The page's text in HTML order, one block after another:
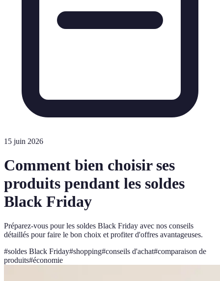
15 juin 2026
Comment bien choisir ses
produits pendant les soldes
Black Friday
Préparez-vous pour les soldes Black Friday avec nos conseils
détaillés pour faire le bon choix et profiter d'offres avantageuses.
#soldes Black Friday#shopping#conseils d'achat#comparaison de
produits#économie